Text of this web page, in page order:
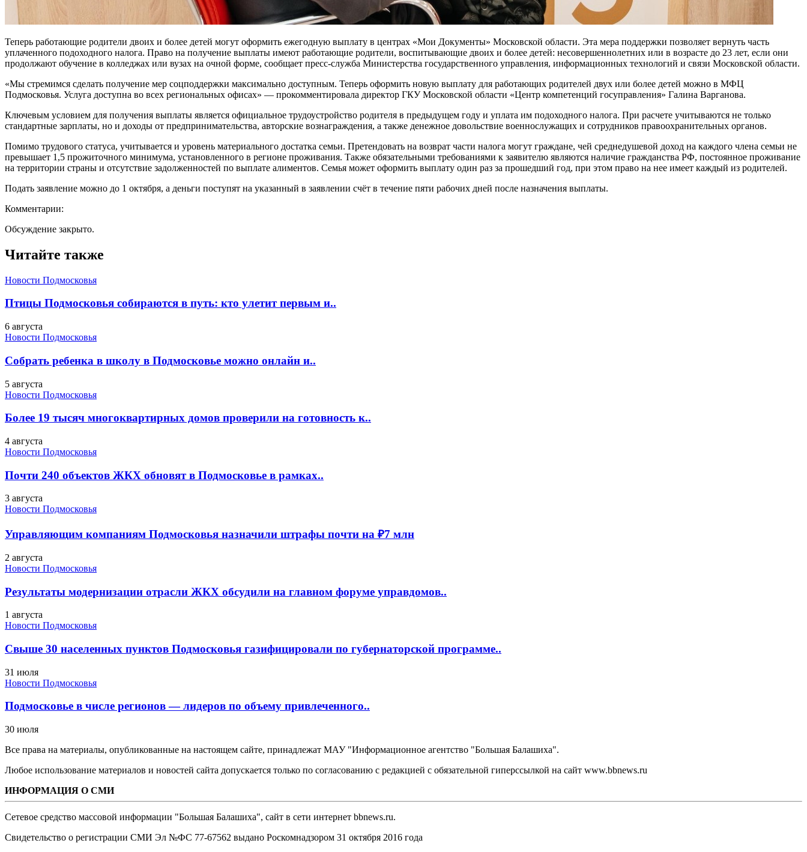
Теперь работающие родители двоих и более детей могут оформить ежегодную выплату в центрах «Мои Документы» Московской области. Эта мера поддержки позволяет вернуть часть
уплаченного подоходного налога. Право на получение выплаты имеют работающие родители, воспитывающие двоих и более детей: несовершеннолетних или в возрасте до 23 лет, если они
продолжают обучение в колледжах или вузах на очной форме, сообщает пресс-служба Министерства государственного управления, информационных технологий и связи Московской области.
«Мы стремимся сделать получение мер соцподдержки максимально доступным. Теперь оформить новую выплату для работающих родителей двух или более детей можно в МФЦ
Подмосковья. Услуга доступна во всех региональных офисах» — прокомментировала директор ГКУ Московской области «Центр компетенций госуправления» Галина Варганова.
Ключевым условием для получения выплаты является официальное трудоустройство родителя в предыдущем году и уплата им подоходного налога. При расчете учитываются не только
стандартные зарплаты, но и доходы от предпринимательства, авторские вознаграждения, а также денежное довольствие военнослужащих и сотрудников правоохранительных органов.
Помимо трудового статуса, учитывается и уровень материального достатка семьи. Претендовать на возврат части налога могут граждане, чей среднедушевой доход на каждого члена семьи не
превышает 1,5 прожиточного минимума, установленного в регионе проживания. Также обязательными требованиями к заявителю являются наличие гражданства РФ, постоянное проживание
на территории страны и отсутствие задолженностей по выплате алиментов. Семья может оформить выплату один раз за прошедший год, при этом право на нее имеет каждый из родителей.
Подать заявление можно до 1 октября, а деньги поступят на указанный в заявлении счёт в течение пяти рабочих дней после назначения выплаты.
Комментарии:
Обсуждение закрыто.
Читайте также
Новости Подмосковья
Птицы Подмосковья собираются в путь: кто улетит первым и..
6 августа
Новости Подмосковья
Собрать ребенка в школу в Подмосковье можно онлайн и..
5 августа
Новости Подмосковья
Более 19 тысяч многоквартирных домов проверили на готовность к..
4 августа
Новости Подмосковья
Почти 240 объектов ЖКХ обновят в Подмосковье в рамках..
3 августа
Новости Подмосковья
Управляющим компаниям Подмосковья назначили штрафы почти на ₽7 млн
2 августа
Новости Подмосковья
Результаты модернизации отрасли ЖКХ обсудили на главном форуме управдомов..
1 августа
Новости Подмосковья
Свыше 30 населенных пунктов Подмосковья газифицировали по губернаторской программе..
31 июля
Новости Подмосковья
Подмосковье в числе регионов — лидеров по объему привлеченного..
30 июля
Все права на материалы, опубликованные на настоящем сайте, принадлежат МАУ "Информационное агентство "Большая Балашиха".
Любое использование материалов и новостей сайта допускается только по согласованию с редакцией с обязательной гиперссылкой на сайт www.bbnews.ru
ИНФОРМАЦИЯ О СМИ
Сетевое средство массовой информации "Большая Балашиха", сайт в сети интернет bbnews.ru.
Свидетельство о регистрации СМИ Эл №ФС ‎77-67562 выдано Роскомнадзором 31 октября 2016 года